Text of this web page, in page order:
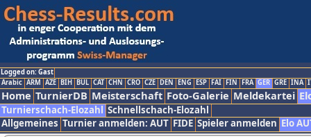
Logged on: Gast
Arabic ARM AZE BIH BUL CAT CHN CRO CZE DEN ENG ESP FAI FIN FRA GER GRE INA
Home TurnierDB Meisterschaft Foto-Galerie Meldekartei
Turnierschach-Elozahl Schnellschach-Elozahl
Allgemeines Turnier anmelden: AUT FIDE Spieler anmelden Elo